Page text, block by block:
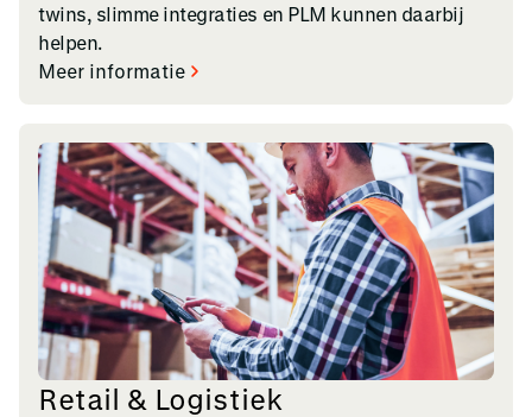
twins, slimme integraties en PLM kunnen daarbij
helpen.
Meer informatie
Retail & Logistiek